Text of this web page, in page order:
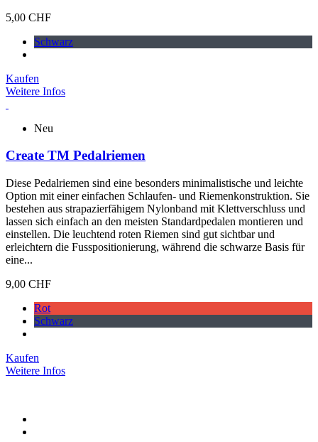
5,00 CHF
Schwarz
Kaufen
Weitere Infos
Neu
Create TM Pedalriemen
Diese Pedalriemen sind eine besonders minimalistische und leichte
Option mit einer einfachen Schlaufen- und Riemenkonstruktion. Sie
bestehen aus strapazierfähigem Nylonband mit Klettverschluss und
lassen sich einfach an den meisten Standardpedalen montieren und
einstellen. Die leuchtend roten Riemen sind gut sichtbar und
erleichtern die Fusspositionierung, während die schwarze Basis für
eine...
9,00 CHF
Rot
Schwarz
Kaufen
Weitere Infos